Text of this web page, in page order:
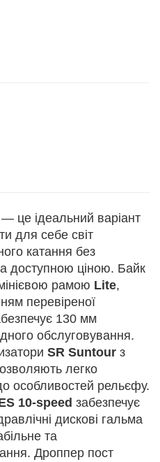
— це ідеальний варіант
для себе світ
катання без
доступною ціною. Байк
рамою Lite,
перевіреної
130 мм
обслуговування.
SR Suntour з
легко
особливостей рельєфу.
10-speed забезпечує
дискові гальма
та
Дроппер пост